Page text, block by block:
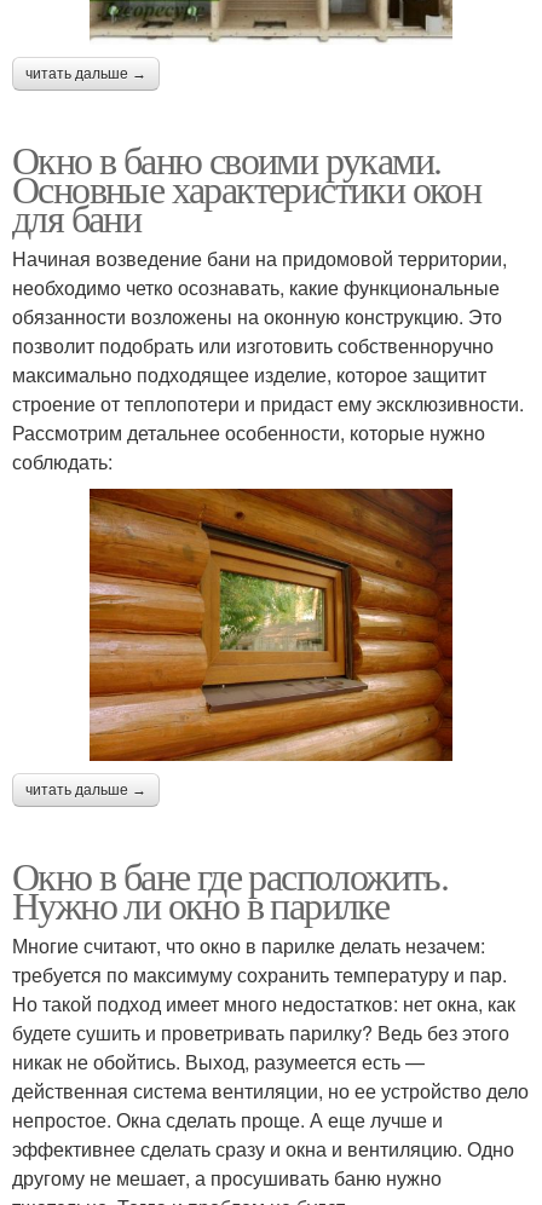
читать дальше →
Окно в баню своими руками.
Основные характеристики окон
для бани
Начиная возведение бани на придомовой территории,
необходимо четко осознавать, какие функциональные
обязанности возложены на оконную конструкцию. Это
позволит подобрать или изготовить собственноручно
максимально подходящее изделие, которое защитит
строение от теплопотери и придаст ему эксклюзивности.
Рассмотрим детальнее особенности, которые нужно
соблюдать:
читать дальше →
Окно в бане где расположить.
Нужно ли окно в парилке
Многие считают, что окно в парилке делать незачем:
требуется по максимуму сохранить температуру и пар.
Но такой подход имеет много недостатков: нет окна, как
будете сушить и проветривать парилку? Ведь без этого
никак не обойтись. Выход, разумеется есть —
действенная система вентиляции, но ее устройство дело
непростое. Окна сделать проще. А еще лучше и
эффективнее сделать сразу и окна и вентиляцию. Одно
другому не мешает, а просушивать баню нужно